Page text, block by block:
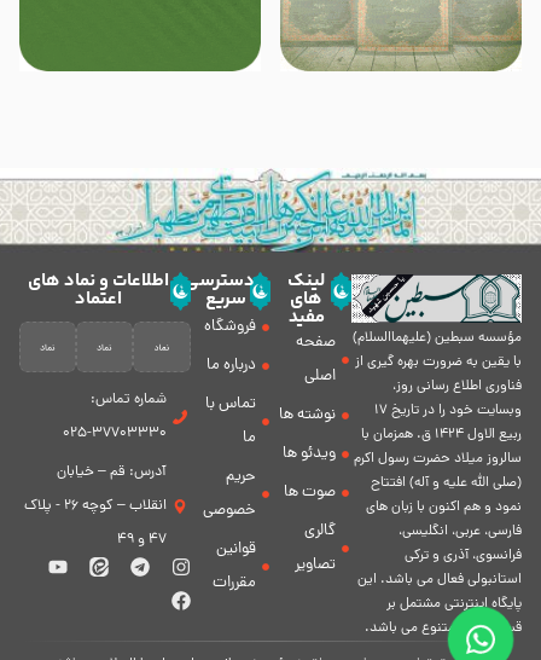
مؤسسه سبطين (عليهماالسلام)
با يقين به ضرورت بهره گیرى از
فناورى اطلاع رسانى روز،
وبسایت خود را در تاريخ 17
ربيع الاول 1424 ق. همزمان با
سالروز ميلاد حضرت رسول اكرم
(صلی الله علیه و آله) افتتاح
نمود و هم اكنون با زبان های
فارسی، عربى، انگلیسی،
فرانسوی، آذری و ترکی
استانبولی فعال مى باشد. اين
پايگاه اينترنتى مشتمل بر
قسمت هاى متنوع مى باشد.
لینک
های
مفید
صفحه
اصلی
نوشته ها
ویدئو ها
صوت ها
گالری
تصاویر
دسترسی
سریع
فروشگاه
درباره ما
تماس با
ما
حریم
خصوصی
قوانین
مقررات
اطلاعات و نماد های
اعتماد
شماره تماس:
37703330-025
آدرس: قم – خیابان
انقلاب – کوچه 26 - پلاک
47 و 49